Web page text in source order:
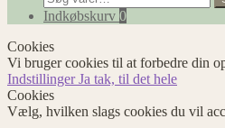
efter:
Indkøbskurv 0
Cookies
Vi bruger cookies til at forbedre din
IndstillingerJa tak, til det hele
Cookies
Vælg, hvilken slags cookies du vil